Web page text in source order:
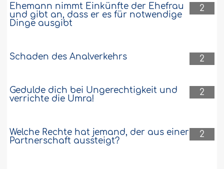
2
Ehemann nimmt Einkünfte der Ehefrau
und gibt an, dass er es für notwendige
Dinge ausgibt
2
Schaden des Analverkehrs
2
Gedulde dich bei Ungerechtigkeit und
verrichte die Umra!
2
Welche Rechte hat jemand, der aus einer
Partnerschaft aussteigt?